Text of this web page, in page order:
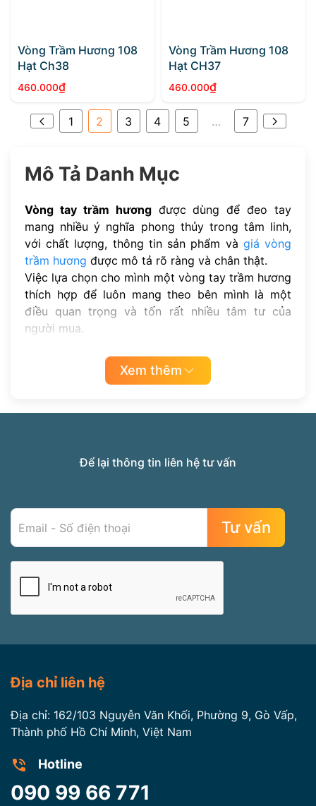
Vòng Trầm Hương 108
Hạt Ch38
460.000₫
Vòng Trầm Hương 108
Hạt CH37
460.000₫
1 2 3 4 5 … 7
Mô Tả Danh Mục
Vòng tay trầm hươngđược dùng để đeo tay
mang nhiều ý nghĩa phong thủy trong tâm linh,
với chất lượng, thông tin sản phẩm và giá vòng
trầm hương được mô tả rõ ràng và chân thật.
Việc lựa chọn cho mình một vòng tay trầm hương
thích hợp để luôn mang theo bên mình là một
điều quan trọng và tốn rất nhiều tâm tư của
người mua.
mình cung cấp có CHUẨN hay không là việc hết
sức nan giải bởi thông tin trên mạng mỗi nơi một
trầm hoặc hiểu biết chưa tới. Vô hình những
Ranh giới giữa giá và chất lượng của vòng trầm
Còn một điều nữa là việc bán những vòng tay
trầm hương không đúng với chất lượng cũng như
giá thành ngày càng tăng lên, vì lợi nhuận mà Họ
mất hết cái tâm và sự yêu nghề…
Chính vì vậy, Quý Khách Hàng hãy tìm hiểu thật
kỹ những kiến thức trầm hương mà Trầm Hương
Xem thêm
Để lại thông tin liên hệ tư vấn
Địa chỉ liên hệ
Địa chỉ: 162/103 Nguyễn Văn Khối, Phường 9, Gò Vấp,
Thành phố Hồ Chí Minh, Việt Nam
Hotline
090 99 66 771